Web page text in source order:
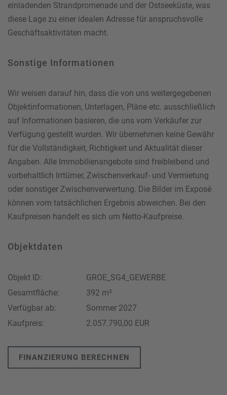
einladenden Strandpromenade und der Ostseeküste, was
diese Lage zu einer idealen Adresse für anspruchsvolle
Geschäftsaktivitäten macht.
Sonstige Informationen
Wir weisen darauf hin, dass die von uns weitergegebenen
Objektinformationen, Unterlagen, Pläne etc. ausschließlich
auf Informationen basieren, die uns vom Verkäufer zur
Verfügung gestellt wurden. Wir übernehmen keine Gewähr
für die Vollständigkeit, Richtigkeit und Aktualität dieser
Angaben. Alle Immobilienangebote sind freibleibend und
vorbehaltlich Irrtümer, Zwischenverkauf- und Vermietung
oder sonstiger Zwischenverwertung. Die Bilder im Exposé
können vom tatsächlichen Ergebnis abweichen. Bei den
Kaufpreisen handelt es sich um Netto-Kaufpreise.
Objektdaten
Objekt ID:
GROE_SG4_GEWERBE
Gesamtfläche:
392 m²
Verfügbar ab:
Sommer 2027
Kaufpreis:
2.057.790,00 EUR
FINANZIERUNG BERECHNEN